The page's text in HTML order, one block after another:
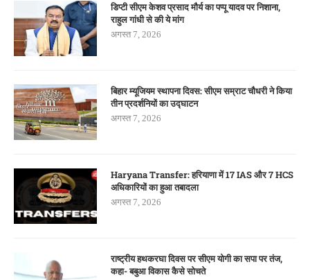
डिप्टी सीएम केशव प्रसाद मौर्य का पप्पू यादव पर निशाना,
राहुल गांधी से की ये मांग
अगस्त 7, 2026
बिहार म्यूजियम स्थापना दिवस: सीएम सम्राट चौधरी ने किया
तीन प्रदर्शनियों का उद्घाटन
अगस्त 7, 2026
Haryana Transfer: हरियाणा में 17 IAS और 7 HCS
अधिकारियों का हुआ तबादला
अगस्त 7, 2026
राष्ट्रीय हथकरघा दिवस पर सीएम योगी का सपा पर तंज,
कहा- बबुआ विकास कैसे सोचते